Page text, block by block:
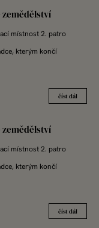
zemědělství
místnost 2. patro
kterým končí
číst dál
zemědělství
místnost 2. patro
kterým končí
číst dál